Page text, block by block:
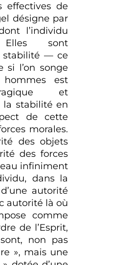
effectives de
désigne par
l’individu
sont
stabilité — ce
si l’on songe
est
et
la stabilité en
de cette
morales.
des objets
des forces
infiniment
dans la
autorité
autorité là où
comme
de l’Esprit,
non pas
», mais une